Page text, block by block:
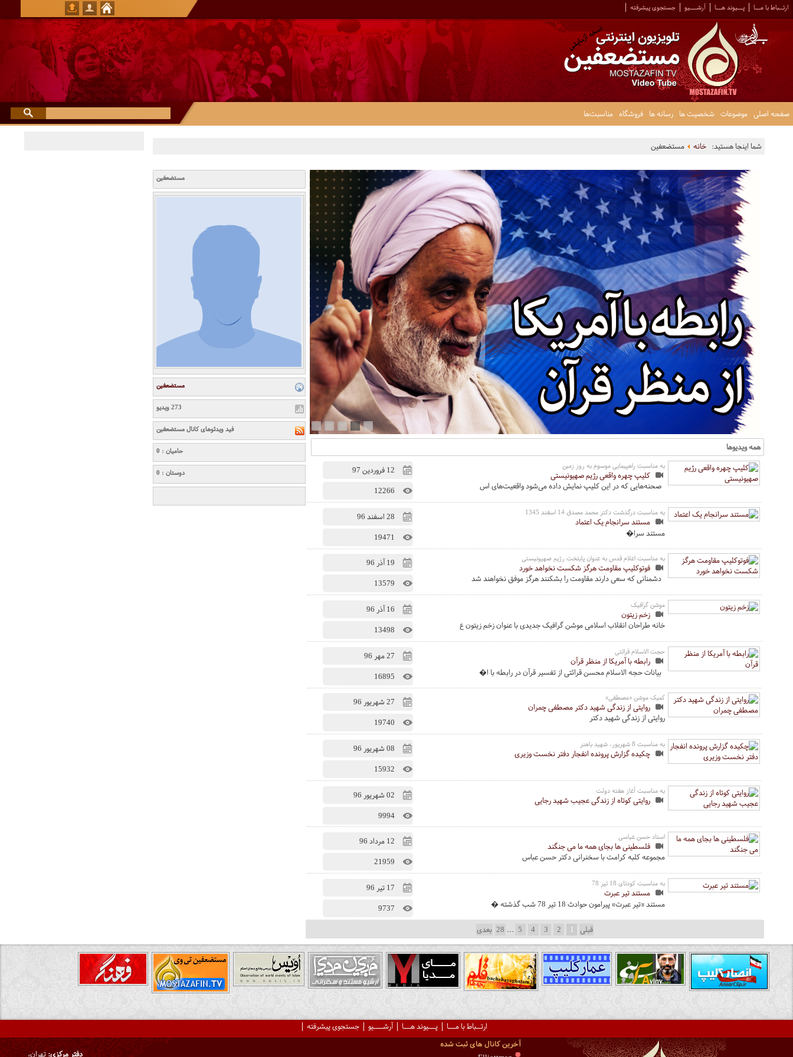
ارتــباط با مـــا پـــیوند هـــا آرشــــیو جستجوی پیشرفته
صفحه اصلی موضوعات شخصیت ها رسانه ها فروشگاه مناسبت‌ها
شما اینجا هستید: خانه مستضعفین
مستضعفین
مستضعفین
273 ویدیو
فید ویدئوهای کانال مستضعفین
حامیان : 0
دوستان : 0
همه ویدیوها
به مناسبت راهپیمایی موسوم به روز زمین
کلیپ چهره واقعی رژیم صهیونیستی
صحنه‌هایی که در این کلیپ نمایش داده می‌شود واقعیت‌های اس
12 فروردين 97
12266
به مناسبت درگذشت دکتر محمد مصدق 14 اسفند 1345
مستند سرانجام یک اعتماد
مستند سرا�
28 اسفند 96
19471
به مناسبت اعلام قدس به عنوان پایتخت رژیم صهیونیستی
فوتوکلیپ مقاومت هرگز شکست نخواهد خورد
دشمنانی که سعی دارند مقاومت را بشکنند هرگز موفق نخواهند شد
19 آذر 96
13579
موشن گرافیک
زخم زیتون
خانه طراحان انقلاب اسلامی موشن گرافیک جدیدی با عنوان زخم زیتون ع
16 آذر 96
13498
حجت الاسلام قرائتی
رابطه با آمریکا از منظر قرآن
بیانات حجه الاسلام محسن قرائتی از تفسیر قرآن در رابطه با ا�
27 مهر 96
16895
کمیک موشن «مصطفی»
روایتی از زندگی شهید دکتر مصطفی چمران
روایتی از زندگی شهید دکتر
27 شهریور 96
19740
به مناسبت 8 شهریور، شهید باهنر
چکیده گزارش پرونده انفجار دفتر نخست وزیری
08 شهریور 96
15932
به مناسبت آغاز هفته دولت
روایتی کوتاه از زندگی عجیب شهید رجایی
02 شهریور 96
9994
استاد حسن عباسی
فلسطینی ها بجای همه ما می جنگند
مجموعه کلبه کرامت با سخنرانی دکتر حسن عباس
12 مرداد 96
21959
به مناسبت کودتای 18 تیر 78
مستند تیر عبرت
مستند «تیر عبرت» پیرامون حوادث 18 تیر 78 شب گذشته �
17 تیر 96
9737
قبلی
1
2
3
4
5
...
28 بعدی
ارتــباط با مـــا پـــیوند هـــا آرشــــیو جستجوی پیشرفته
دفتر مرکزی:تهران،
آخرین کانال های ثبت شده